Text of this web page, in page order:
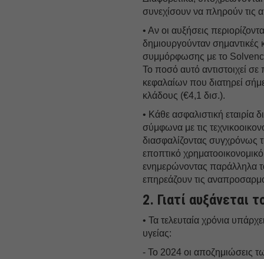
συνεχίσουν να πληρούν τις
• Αν οι αυξήσεις
δημιουργούνταν σημαντικές
συμμόρφωσης με το Solvency
Το ποσό αυτό αντιστοιχεί
κεφαλαίων που διατηρεί
κλάδους (€4,1 δισ.).
• Κάθε ασφαλιστική εταιρία
σύμφωνα με τις
διασφαλίζοντας συγχρόνως
εποπτικό
ενημερώνοντας παράλληλα
επηρεάζουν τις
2. Γιατί αυξάνεται
• Τα τελευταία χρόνια
υγείας:
- Το 2024 οι αποζημιώσεις